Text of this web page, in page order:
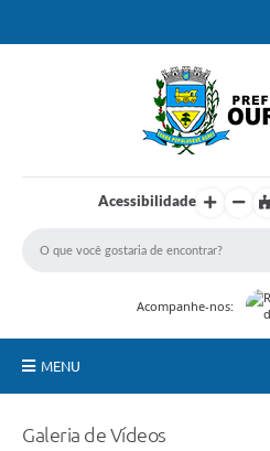
Acessibilidade
Acompanhe-nos:
MENU
Galeria de Vídeos